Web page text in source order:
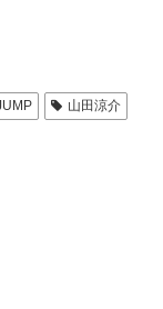
山田涼介